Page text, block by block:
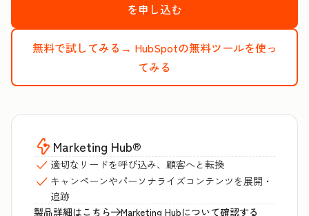
を申し込む
無料で試してみる→ HubSpotの無料ツールを使っ
てみる
Marketing Hub®
適切なリードを呼び込み、顧客へと転換
キャンペーンやパーソナライズコンテンツを展開・
追跡
製品詳細はこちら
Marketing Hubについて確認する